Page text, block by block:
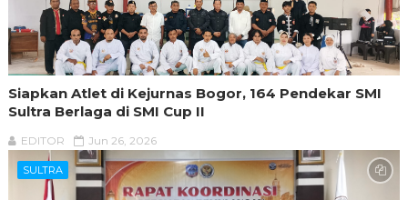
Siapkan Atlet di Kejurnas Bogor, 164 Pendekar SMI
Sultra Berlaga di SMI Cup II
EDITOR Jun 26, 2026
SULTRA